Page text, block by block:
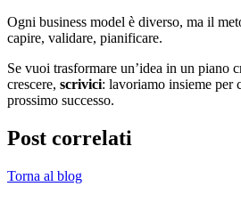
Ogni business model è diverso, ma il
capire, validare, pianificare.
Se vuoi trasformare un’idea in un piano
crescere, scrivici: lavoriamo insieme per
prossimo successo.
Post correlati
Torna al blog